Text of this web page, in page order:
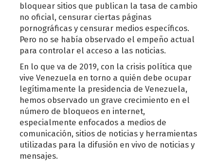
bloquear sitios que publican la tasa de cambio
no oficial, censurar ciertas páginas
pornográficas y censurar medios específicos.
Pero no se había observado el empeño actual
para controlar el acceso a las noticias.
En lo que va de 2019, con la crisis política que
vive Venezuela en torno a quién debe ocupar
legítimamente la presidencia de Venezuela,
hemos observado un grave crecimiento en el
número de bloqueos en internet,
especialmente enfocados a medios de
comunicación, sitios de noticias y herramientas
utilizadas para la difusión en vivo de noticias y
mensajes.